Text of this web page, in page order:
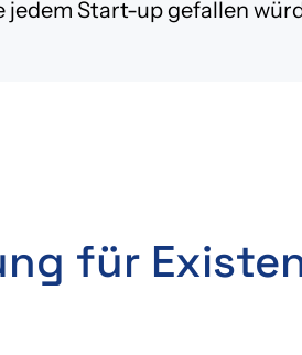
jedem Start-up gefallen
für